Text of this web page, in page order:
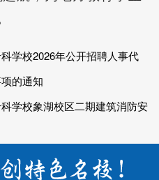
学校2026年公开招聘人事代
的通知
学校象湖校区二期建筑消防安